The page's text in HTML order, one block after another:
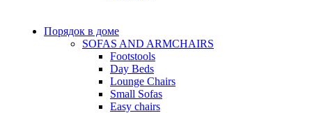
Порядок в доме
SOFAS AND ARMCHAIRS
Footstools
Day Beds
Lounge Chairs
Small Sofas
Easy chairs